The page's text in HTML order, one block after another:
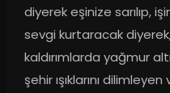
diyerek eşinize sarılıp,
sevgi kurtaracak diyerek,
kaldırımlarda yağmur
şehir ışıklarını